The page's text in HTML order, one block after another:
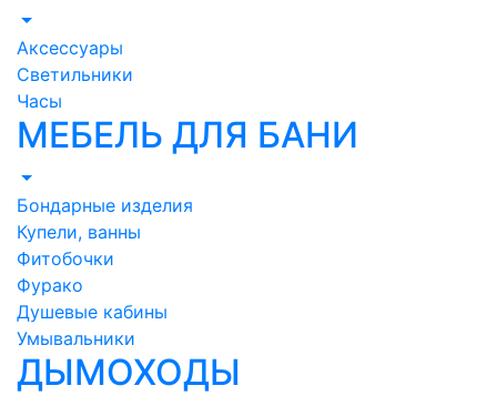
Аксессуары
Светильники
Часы
МЕБЕЛЬ ДЛЯ БАНИ
Бондарные изделия
Купели, ванны
Фитобочки
Фурако
Душевые кабины
Умывальники
ДЫМОХОДЫ